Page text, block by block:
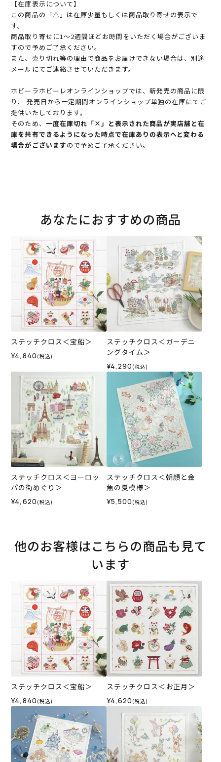
【在庫表示について】
この商品の「△」は在庫少量もしくは商品取り寄せの表示で
す。
商品取り寄せに1～2週間ほどお時間をいただく場合がございま
すので予めご了承ください。
また、売り切れ等の理由で商品をお届けできない場合は、別途
メールにてご連絡させていただきます。
ホビーラホビーレオンラインショップでは、新発売の商品に限
り、 発売日から一定期間オンラインショップ単独の在庫にてご
提供いたしております。
そのため、 一度在庫切れ「×」と表示された商品が実店舗と在
庫を共有できるようになった時点で在庫ありの表示へと変わる
場合がございますので予めご了承ください。
あなたにおすすめの商品
ステッチクロス＜宝船＞
¥4,840 (税込)
ステッチクロス＜ガーデニ
ングタイム＞
¥4,290 (税込)
ステッチクロス＜ヨーロッ
パの街めぐり＞
¥4,620 (税込)
ステッチクロス＜朝顔と金
魚の夏模様＞
¥5,500 (税込)
他のお客様はこちらの商品も見て
います
ステッチクロス＜宝船＞
¥4,840 (税込)
ステッチクロス＜お正月＞
¥4,620 (税込)